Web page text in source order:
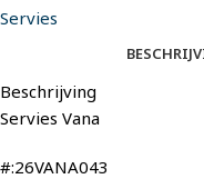
Servies
Beschrijving
Servies Vana
#:26VANA043